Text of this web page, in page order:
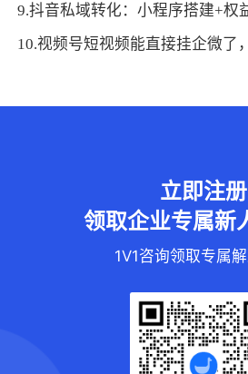
立即注册
领取企业专属新
1V1咨询领取专属